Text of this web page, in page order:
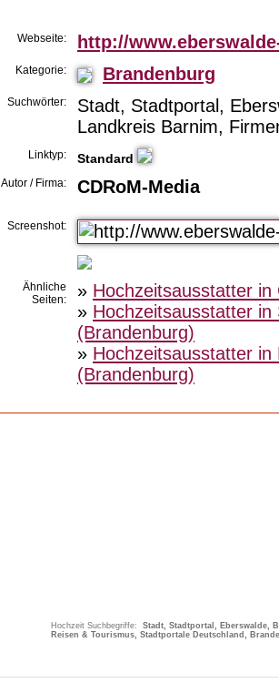
Webseite: http://
Kategorie: Brandenburg
Suchwörter:
Stadt, Stadtportal,
Landkreis Barnim,
Linktyp: Standard
Autor / Firma: CDRoM-Media
Screenshot:
Ähnliche
Seiten:
» Hochzeitsausstatter
» Hochzeitsausstatter in
(Brandenburg)
» Hochzeitsausstatter in
(Brandenburg)
Hochzeit Suchbegriffe: Stadt, Stadtportal, Eberswalde,
Reisen & Tourismus, Stadtportale Deutschland,